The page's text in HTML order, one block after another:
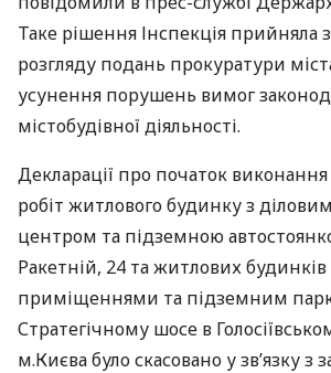
Таке рішення Інспекція прийняла
розгляду подань прокуратури
усунення порушень вимог
містобудівної діяльності.
Декларації про початок
робіт житлового будинку з
центром та підземною
Ракетній, 24 та житлових
приміщеннями та підземним
Стратегічному шосе в
м.Києва було скасовано у зв’язку